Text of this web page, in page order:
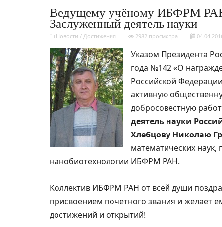
Ведущему учёному ИБФРМ РАН
Заслуженный деятель науки
Новости / Достижения 2982 просмотра
Указом Президента
года №142 «О
Российской
активную
добросовестную
деятель науки
Хлебцову Николаю
математических
нанобиотехнологии ИБФРМ РАН.
Коллектив ИБФРМ РАН от всей души
присвоением почетного звания и желает
достижений и открытий!